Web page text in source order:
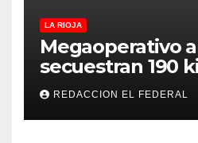
LA RIOJA
Megaoperativo
secuestran 190
marihuana que
destino La Rioja
REDACCION EL FEDERAL